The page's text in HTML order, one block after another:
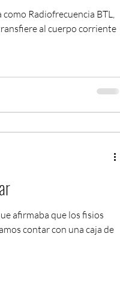
Radiofrecuencia BTL,
al cuerpo corriente
afirmaba que los fisios
contar con una caja de